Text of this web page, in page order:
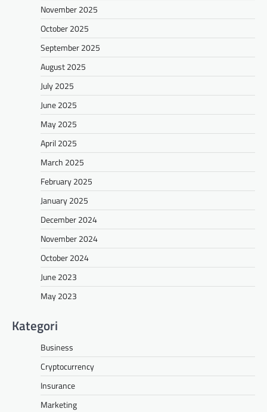
November 2025
October 2025
September 2025
August 2025
July 2025
June 2025
May 2025
April 2025
March 2025
February 2025
January 2025
December 2024
November 2024
October 2024
June 2023
May 2023
Kategori
Business
Cryptocurrency
Insurance
Marketing